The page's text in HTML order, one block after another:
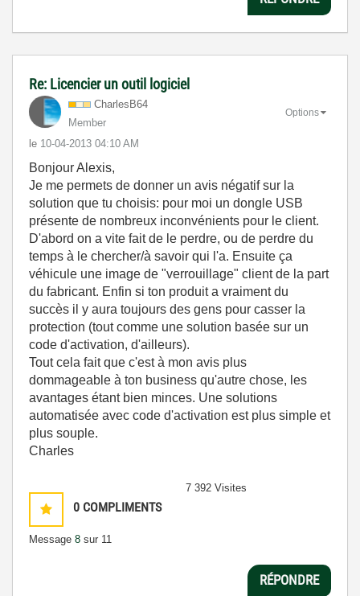
Re: Licencier un outil logiciel
CharlesB64
Member
le ‎10-04-2013 04:10 AM
Options
Bonjour Alexis,
Je me permets de donner un avis négatif sur la
solution que tu choisis: pour moi un dongle USB
présente de nombreux inconvénients pour le client.
D'abord on a vite fait de le perdre, ou de perdre du
temps à le chercher/à savoir qui l'a. Ensuite ça
véhicule une image de "verrouillage" client de la part
du fabricant. Enfin si ton produit a vraiment du
succès il y aura toujours des gens pour casser la
protection (tout comme une solution basée sur un
code d'activation, d'ailleurs).
Tout cela fait que c'est à mon avis plus
dommageable à ton business qu'autre chose, les
avantages étant bien minces. Une solutions
automatisée avec code d'activation est plus simple et
plus souple.
Charles
0 COMPLIMENTS
Message 8 sur 11
7 392 Visites
RÉPONDRE